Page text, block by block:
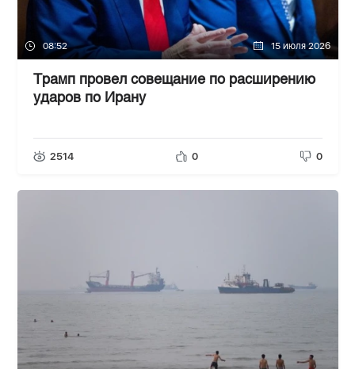
08:52 15 июля 2026
Трамп провел совещание по расширению
ударов по Ирану
2514 0 0